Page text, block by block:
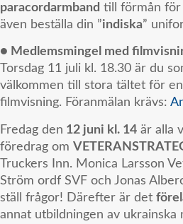
paracordarmband till förmån för
även beställa din ”indiska”
● Medlemsmingel med
Torsdag 11 juli kl. 18.30 är du
välkommen till stora tältet för en
filmvisning. Föranmälan krävs:
Fredag den 12 juni kl. 14 är alla
föredrag om
Truckers Inn. Monica Larsson
Ström ordf SVF och Jonas
ställ frågor! Därefter är det
annat utbildningen av ukrainska